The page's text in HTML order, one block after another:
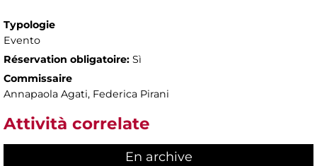
Typologie
Evento
Réservation obligatoire: Sì
Commissaire
Annapaola Agati, Federica Pirani
Attività correlate
En archive